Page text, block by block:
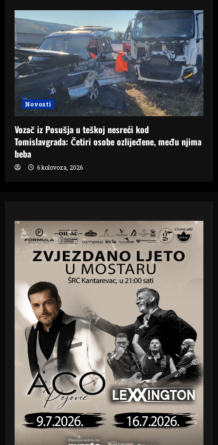
Novosti
Vozač iz Posušja u teškoj nesreći kod
Tomislavgrada: Četiri osobe ozlijeđene, među njima
beba
6 kolovoza, 2026